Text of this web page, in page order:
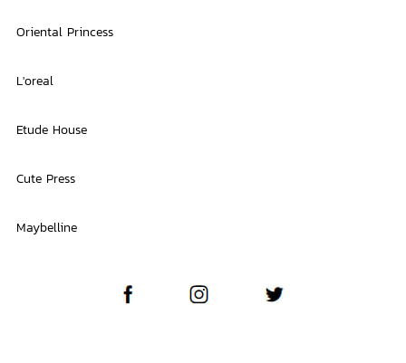
Oriental Princess
L'oreal
Etude House
Cute Press
Maybelline